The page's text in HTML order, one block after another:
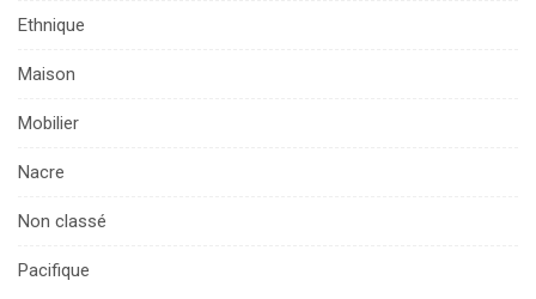
Ethnique
Maison
Mobilier
Nacre
Non classé
Pacifique